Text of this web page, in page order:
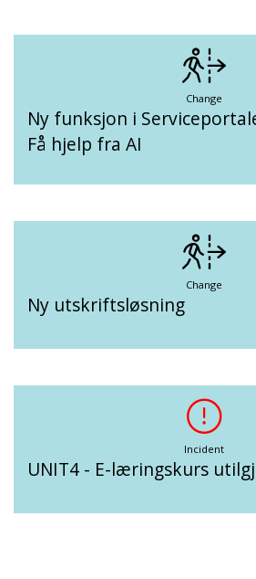
Change
Ny funksjon i
Få hjelp fra AI
Change
Ny utskriftsløsning
Incident
UNIT4 - E-læringskurs